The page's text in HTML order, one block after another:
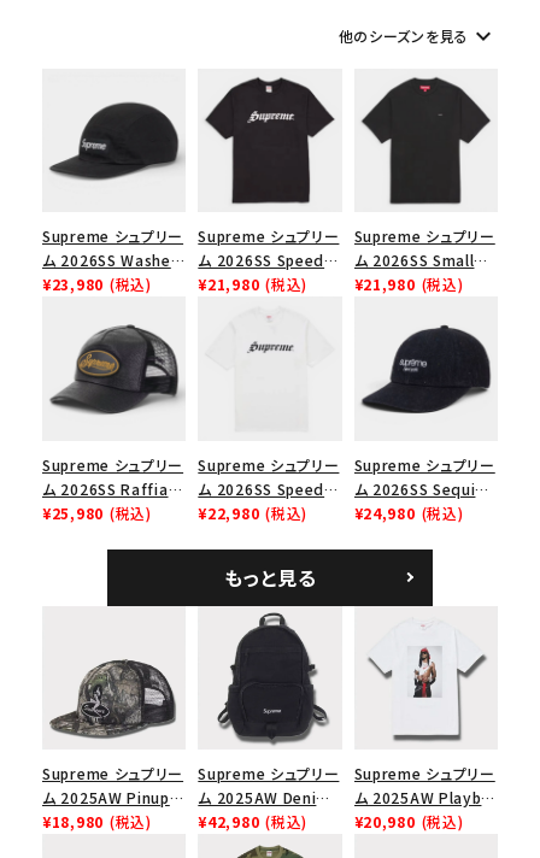
並び順
価格から探す
円 ～
円
在庫のない商品を表示する
絞り込んで検索する
他のシーズンを見る keyboard_arrow_down
Supreme シュプリー
ム 2026SS Washed
Chino Twill Camp
ノツイル キャンプキャ
ップ ブラック
¥23,980 (税込)
Supreme シュプリー
ム 2026SS Speed
Tee スピードTシャツ
¥21,980 (税込)
Supreme シュプリー
ム 2026SS Small
Box Tee スモールボ
¥21,980 (税込)
Supreme シュプリー
ム 2026SS Raffia
Mesh Back 5-Panel
¥25,980 (税込)
Supreme シュプリー
ム 2026SS Speed
Tee スピードTシャツ
¥22,980 (税込)
Supreme シュプリー
ム 2026SS Sequin
Denim Classic
シックロゴ 6パネルキ
ャップ ブラック
¥24,980 (税込)
もっと見る
Supreme シュプリー
ム 2025AW Pinup
Mesh Back 5-Panel
¥18,980 (税込)
Supreme シュプリー
ム 2025AW Denim
Backpack デニム バ
ックパック ブラック
¥42,980 (税込)
Supreme シュプリー
ム 2025AW Playboi
Carti Tee プレイボ
¥20,980 (税込)